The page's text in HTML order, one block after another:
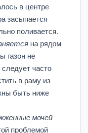
в центре
засыпается
поливается.
на рядом
газон не
следует часто
в раму из
быть ниже
мочей
проблемой